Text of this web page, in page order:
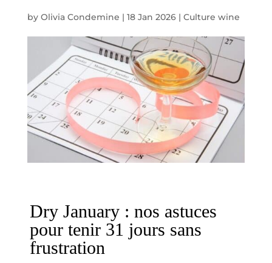
by Olivia Condemine | 18 Jan 2026| Culture wine
Dry January : nos astuces
pour tenir 31 jours sans
frustration